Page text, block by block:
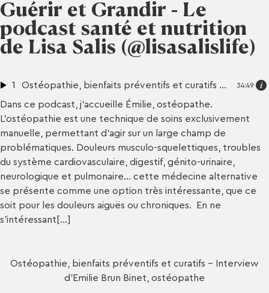
Guérir et Grandir - Le
podcast santé et nutrition
de Lisa Salis (@lisasalislife)
1 Ostéopathie, bienfaits préventifs et curatifs - Interview d’Emilie Brun Binet, ostéopathe 34:49
Dans ce podcast, j’accueille Émilie, ostéopathe.
L’ostéopathie est une technique de soins exclusivement
manuelle, permettant d’agir sur un large champ de
problématiques. Douleurs musculo-squelettiques, troubles
du système cardiovasculaire, digestif, génito-urinaire,
neurologique et pulmonaire... cette médecine alternative
se présente comme une option très intéressante, que ce
soit pour les douleurs aiguës ou chroniques. En ne
s’intéressant[...]
Ostéopathie, bienfaits préventifs et curatifs - Interview
d’Emilie Brun Binet, ostéopathe